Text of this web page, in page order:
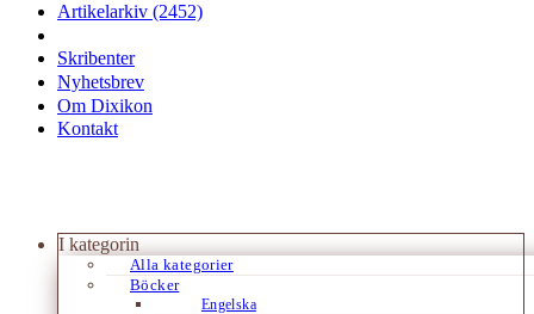
Artikelarkiv (2452)
Skribenter
Nyhetsbrev
Om Dixikon
Kontakt
I kategorin
Alla kategorier
Böcker
Engelska